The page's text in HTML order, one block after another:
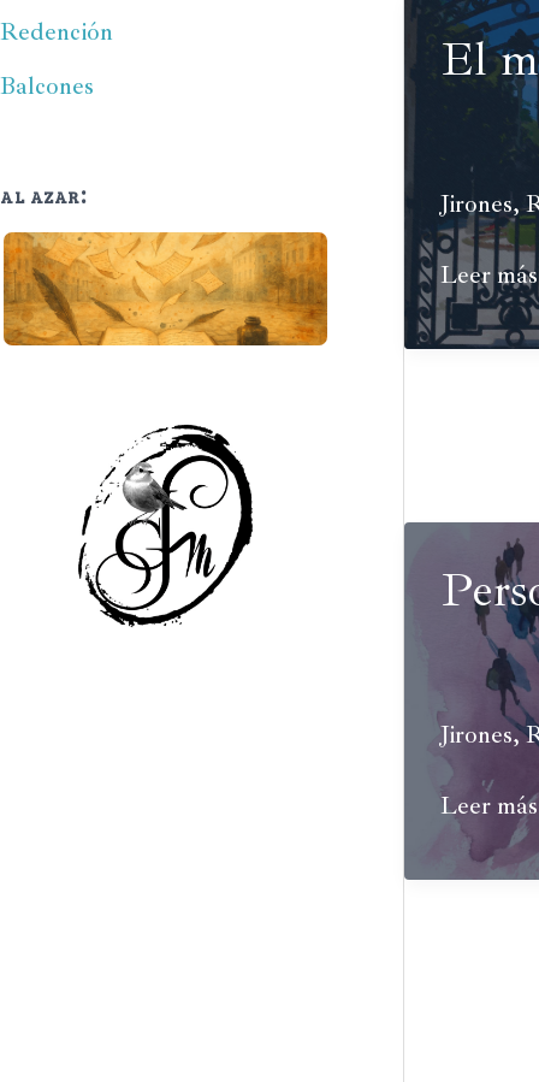
Redención
Balcones
al azar:
Caníbales
El
Jirones,
El
ministro
Leer más
Jirones,
Leer más